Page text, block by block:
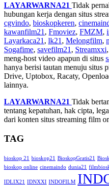
LAYARWARNA21 Tidak
hubungan kerja dengan situs
cgvindo, bioskopkeren,
kawanfilm21 , Fmoviez, FMZM,
Layarkaca21 , lk21 , Melongfilm,
Sogafime, savefilm21 , Streamxxi
meng-host video apapun di situs
hanya berisi tautan menuju situs
Drive, Uptobox, Racaty,
lainnya.
LAYARWARNA21 Tidak
tentang kepatuhan, hak cipta,
dari konten situs streaming film
TAG
bioskop 21 bioskop21 BioskopGratis21
bioskop online cinemaindo dunia21
IDLIX21 IDNXXI INDOFILM